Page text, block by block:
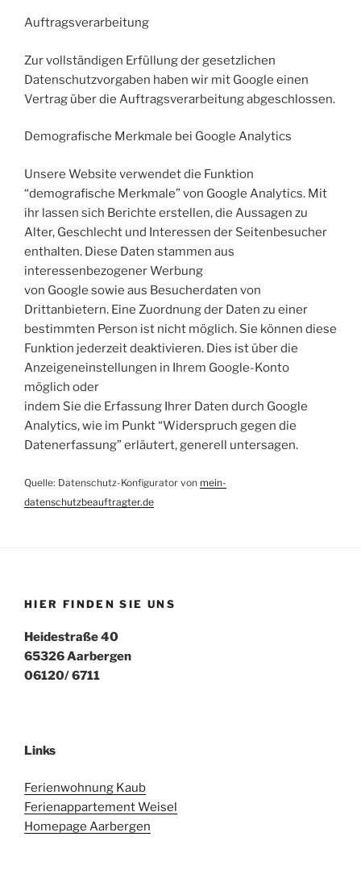
Auftragsverarbeitung
Zur vollständigen Erfüllung der gesetzlichen
Datenschutzvorgaben haben wir mit Google einen
Vertrag über die Auftragsverarbeitung abgeschlossen.
Demografische Merkmale bei Google Analytics
Unsere Website verwendet die Funktion
“demografische Merkmale” von Google Analytics. Mit
ihr lassen sich Berichte erstellen, die Aussagen zu
Alter, Geschlecht und Interessen der Seitenbesucher
enthalten. Diese Daten stammen aus
interessenbezogener Werbung
von Google sowie aus Besucherdaten von
Drittanbietern. Eine Zuordnung der Daten zu einer
bestimmten Person ist nicht möglich. Sie können diese
Funktion jederzeit deaktivieren. Dies ist über die
Anzeigeneinstellungen in Ihrem Google-Konto
möglich oder
indem Sie die Erfassung Ihrer Daten durch Google
Analytics, wie im Punkt “Widerspruch gegen die
Datenerfassung” erläutert, generell untersagen.
Quelle: Datenschutz-Konfigurator von mein-
datenschutzbeauftragter.de
HIER FINDEN SIE UNS
Heidestraße 40
65326 Aarbergen
06120/ 6711
Links
Ferienwohnung Kaub
Ferienappartement Weisel
Homepage Aarbergen